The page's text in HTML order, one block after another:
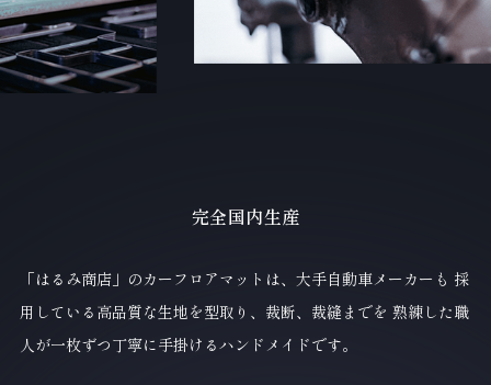
完全国内生産
「はるみ商店」のカーフロアマットは、大手自動車メーカーも 採
用している高品質な生地を型取り、裁断、裁縫までを 熟練した職
人が一枚ずつ丁寧に手掛けるハンドメイドです。